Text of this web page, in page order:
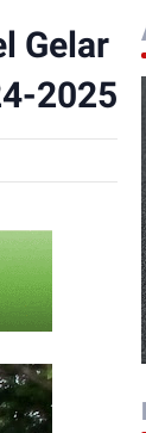
Gelar
2025